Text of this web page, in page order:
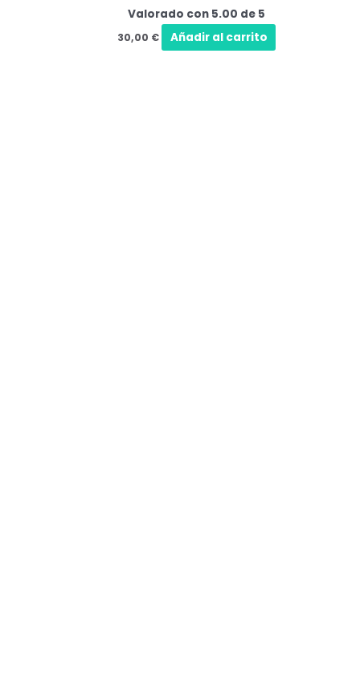
Valorado con 5.00 de 5
30,00 € Añadir al carrito